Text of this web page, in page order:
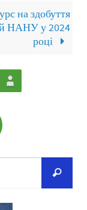
на здобуття
НАНУ у 2024
році